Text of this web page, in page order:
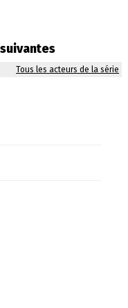
Tous les acteurs de la série